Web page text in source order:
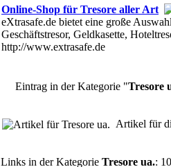
Online-Shop für Tresore aller Art
eXtrasafe.de bietet eine große
Geschäftstresor, Geldkasette,
http://www.extrasafe.de
Eintrag in der Kategorie "Tresore
Artikel für
Links in der Kategorie Tresore ua.: 10